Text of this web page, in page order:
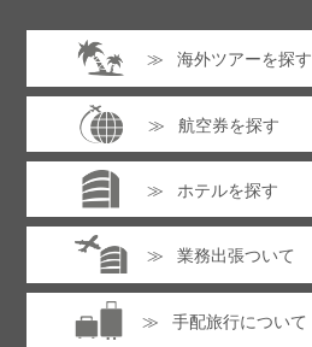
海外ツアーを探す
航空券を探す
ホテルを探す
業務出張ついて
手配旅行について